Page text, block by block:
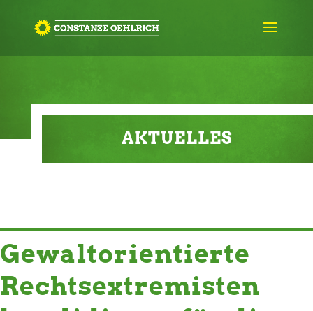
AKTUELLES
Gewaltorientierte
Rechtsextremisten